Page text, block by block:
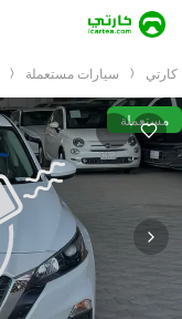
كارتي سيارات مستعملة
مستعملة